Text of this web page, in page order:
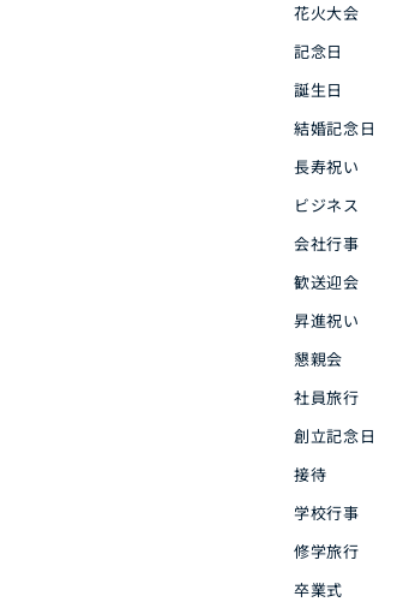
花火大会
記念日
誕生日
結婚記念日
長寿祝い
ビジネス
会社行事
歓送迎会
昇進祝い
懇親会
社員旅行
創立記念日
接待
学校行事
修学旅行
卒業式